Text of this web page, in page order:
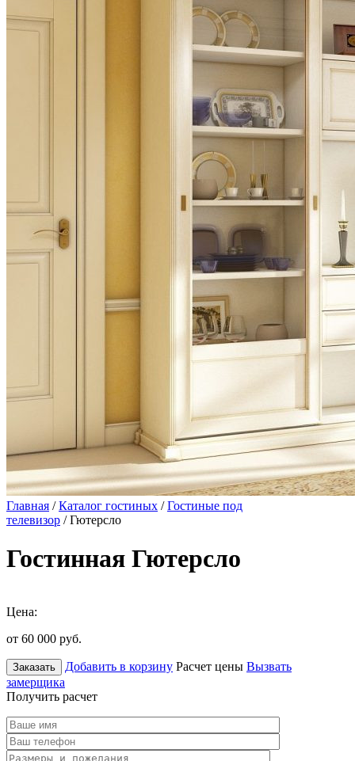
Главная /Каталог гостиных /Гостиные под
телевизор / Гютерсло
Гостинная Гютерсло
Цена:
от 60 000 руб.
Заказать Добавить в корзину Расчет цены Вызвать
замерщика
Получить расчет